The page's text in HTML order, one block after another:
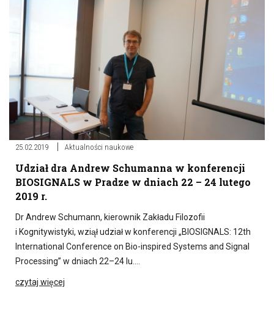
25.02.2019 Aktualności naukowe
Udział dra Andrew Schumanna w konferencji
BIOSIGNALS w Pradze w dniach 22 – 24 lutego
2019 r.
Dr Andrew Schumann, kierownik Zakładu Filozofii
i Kognitywistyki, wziął udział w konferencji „BIOSIGNALS: 12th
International Conference on Bio-inspired Systems and Signal
Processing” w dniach 22–24 lu….
czytaj więcej